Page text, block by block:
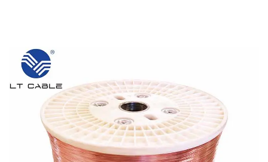
oude gebouwen die behouden moeten worden, of
zelfs in tijdelijke constructies voor evenementen
en tentoonstellingen.
92–97% IACS geleidbaarheid:
profiteren van het skineffect voor
prestaties bij hoge frequenties in
datakabels